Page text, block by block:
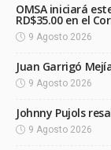
OMSA iniciará
RD$35.00 en el
9 Agosto 2026
Juan Garrigó
9 Agosto 2026
Johnny Pujols
9 Agosto 2026